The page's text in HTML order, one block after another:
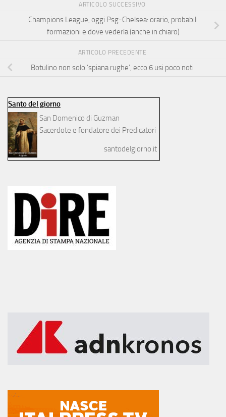
ARTICOLO SUCCESSIVO
Champions League, oggi Psg-Chelsea: orario, probabili
formazioni e dove vederla (anche in chiaro)
ARTICOLO PRECEDENTE
Botulino non solo ‘spiana rughe’, ecco 6 usi poco noti
Santo del giorno
San Domenico di Guzman
Sacerdote e fondatore dei Predicatori
santodelgiorno.it